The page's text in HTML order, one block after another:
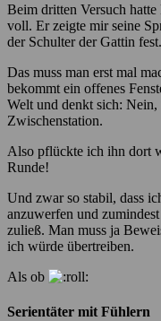
Beim dritten Versuch
voll. Er zeigte mir seine
der Schulter der Gattin fest.
Das muss man erst mal
bekommt ein offenes
Welt und denkt sich: Nein,
Zwischenstation.
Also pflückte ich ihn dort
Runde!
Und zwar so stabil, dass
anzuwerfen und
zuließ. Man muss ja
ich würde übertreiben.
Als ob
Serientäter mit Fühlern